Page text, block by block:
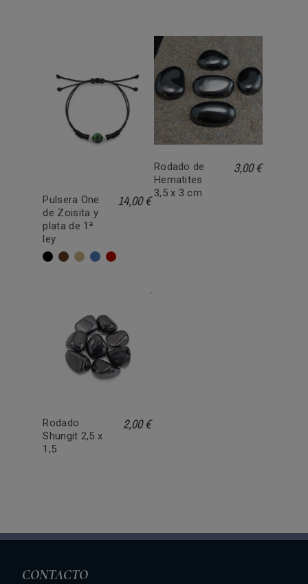
Pulsera One
de Zoisita y
plata de 1ª
ley
14,00 €
NegroMarrón
BeigeAzulRojo
Rodado de
Hematites
3,5 x 3 cm
3,00 €
Rodado
Shungit 2,5 x
1,5
2,00 €
CONTACTO